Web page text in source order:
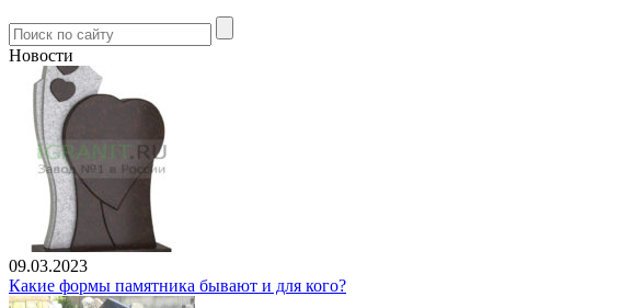
Новости
09.03.2023
Какие формы памятника бывают и для кого?